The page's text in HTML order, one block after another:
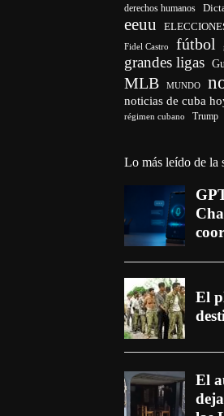
derechos humanos
eeuu
Fidel Castro fútbol
grandes ligas
MLB MUNDO
noticias de cuba
régimen cubano Trump
Lo más leído de la